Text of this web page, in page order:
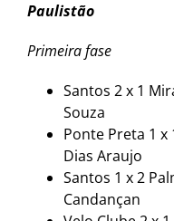
Paulistão
Primeira fase
Santos 2 x 1
Souza
Ponte Preta 1 x
Dias Araujo
Santos 1 x 2
Candançan